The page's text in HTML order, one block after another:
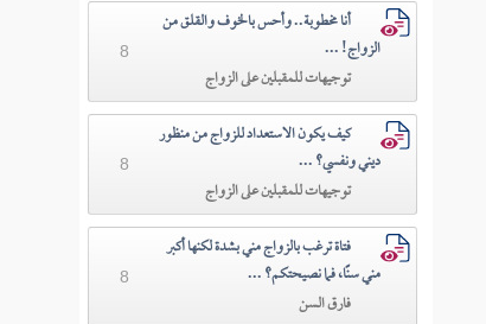
أنا مخطوبة.. وأحس بالخوف والقلق من
الزواج! ...
توجيهات للمقبلين على الزواج
8
كيف يكون الاستعداد للزواج من منظور
ديني ونفسي؟ ...
توجيهات للمقبلين على الزواج
8
فتاة ترغب بالزواج مني بشدة لكنها أكبر
مني سنًا، فما نصيحتكم؟ ...
فارق السن
8